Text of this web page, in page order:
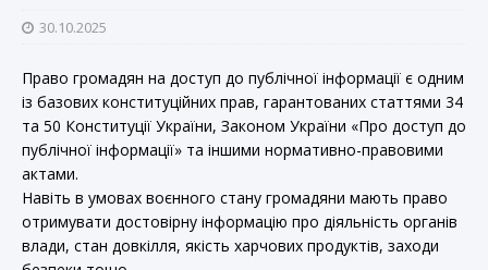
30.10.2025
Право громадян на доступ до публічної інформації є одним
із базових конституційних прав, гарантованих статтями 34
та 50 Конституції України, Законом України «Про доступ до
публічної інформації» та іншими нормативно-правовими
актами.
Навіть в умовах воєнного стану громадяни мають право
отримувати достовірну інформацію про діяльність органів
влади, стан довкілля, якість харчових продуктів, заходи